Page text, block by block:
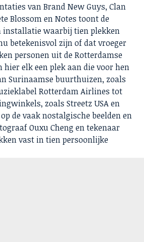
van Brand New Guys, Clan
Blossom en Notes toont de
installatie waarbij tien plekken
betekenisvol zijn of dat vroeger
personen uit de Rotterdamse
hier elk een plek aan die voor hen
Surinaamse buurthuizen, zoals
Rotterdam Airlines tot
zoals Streetz USA en
de vaak nostalgische beelden en
Ouxu Cheng en tekenaar
vast in tien persoonlijke